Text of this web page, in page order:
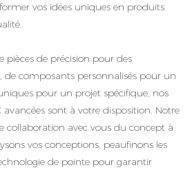
vos idées uniques en produits
pièces de précision pour des
de composants personnalisés pour un
pour un projet spécifique, nos
avancées sont à votre disposition. Notre
collaboration avec vous du concept à
vos conceptions, peaufinons les
de pointe pour garantir